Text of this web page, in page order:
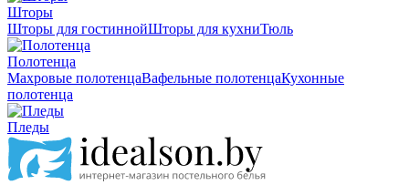
Шторы
Шторы для гостиннойШторы для кухниТюль
Полотенца
Махровые полотенцаВафельные полотенцаКухонные
полотенца
Пледы